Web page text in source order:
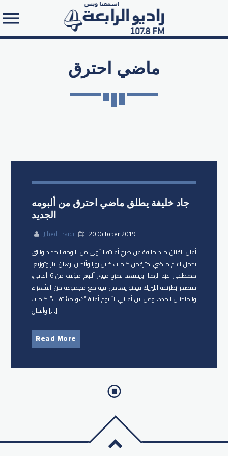
ماضي احترق
جاد خليفة يطلق ماضي احترق من ألبومه
الجديد
Jihed Traidi
20 October 2019
أعلن الفنان جاد خليفة عن طرح أغنيته الأولى من البومه الجديد والتي
تحمل اسم ​ماضي احترق​من كلمات ​خليل روزا وألحان ​برهان بيار​ وتوزيع ​
مصطفى عبد الرضا. ويستعد لطرح ميني ألبوم مؤلف من 6 أغاني،
ستصدر بطريقة الليريك فيديو يتعامل فيه مع مجموعة من الشعراء
والملحنين الجدد. ومن بين أغاني الألبوم أغنية “شو مشتقلك” كلمات
وألحان […]
Read More